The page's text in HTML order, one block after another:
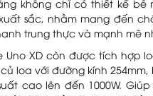
không chỉ có thiết kế
sắc, nhằm mang đến
trung thực và mạnh mẽ
XD còn được tích hợp
loa với đường kính 254mm,
cao lên đến 1000W.